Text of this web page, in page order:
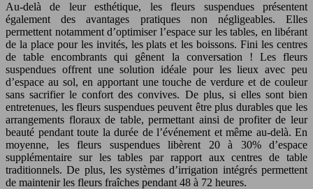
Au-delà de leur esthétique, les fleurs suspendues présentent
également des avantages pratiques non négligeables. Elles
permettent notamment d’optimiser l’espace sur les tables, en libérant
de la place pour les invités, les plats et les boissons. Fini les centres
de table encombrants qui gênent la conversation ! Les fleurs
suspendues offrent une solution idéale pour les lieux avec peu
d’espace au sol, en apportant une touche de verdure et de couleur
sans sacrifier le confort des convives. De plus, si elles sont bien
entretenues, les fleurs suspendues peuvent être plus durables que les
arrangements floraux de table, permettant ainsi de profiter de leur
beauté pendant toute la durée de l’événement et même au-delà. En
moyenne, les fleurs suspendues libèrent 20 à 30% d’espace
supplémentaire sur les tables par rapport aux centres de table
traditionnels. De plus, les systèmes d’irrigation intégrés permettent
de maintenir les fleurs fraîches pendant 48 à 72 heures.